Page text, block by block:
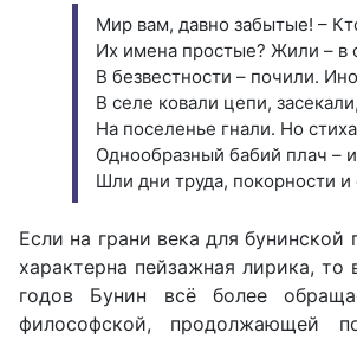
Мир вам, давно забытые! –
Их имена простые? Жили – в
В безвестности – почили.
В селе ковали цепи, засекали,
На поселенье гнали. Но
Однообразный бабий плач –
Шли дни труда, покорности и
Если на грани века для бунинской
характерна пейзажная лирика, то
годов Бунин всё более
философской, продолжающей